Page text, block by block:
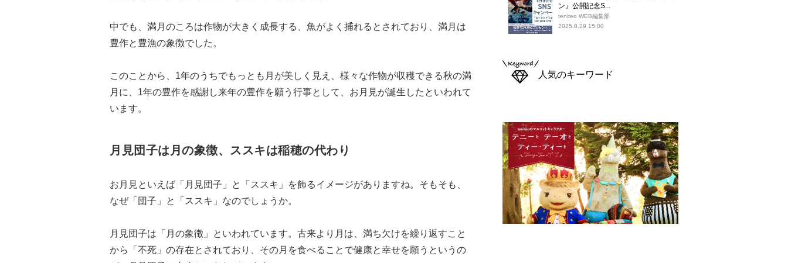
中でも、満月のころは作物が大きく成長する、魚がよく捕れるとされており、満月は
豊作と豊漁の象徴でした。
このことから、1年のうちでもっとも月が美しく見え、様々な作物が収穫できる秋の満
月に、1年の豊作を感謝し来年の豊作を願う行事として、お月見が誕生したといわれて
います。
月見団子は月の象徴、ススキは稲穂の代わり
お月見といえば「月見団子」と「ススキ」を飾るイメージがありますね。そもそも、
なぜ「団子」と「ススキ」なのでしょうか。
月見団子は「月の象徴」といわれています。古来より月は、満ち欠けを繰り返すこと
から「不死」の存在とされており、その月を食べることで健康と幸せを願うというの
ン』公開記念S...
teniteo WEB編集部
2025.8.29 15:00
人気のキーワード